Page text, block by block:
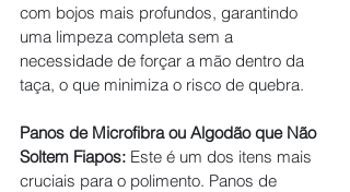
com bojos mais profundos, garantindo
uma limpeza completa sem a
necessidade de forçar a mão dentro da
taça, o que minimiza o risco de quebra.
Panos de Microfibra ou Algodão que Não
Soltem Fiapos: Este é um dos itens mais
cruciais para o polimento. Panos de